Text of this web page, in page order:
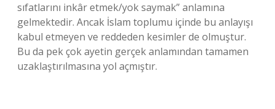
sıfatlarını inkâr etmek/yok saymak” anlamına
gelmektedir. Ancak İslam toplumu içinde bu anlayışı
kabul etmeyen ve reddeden kesimler de olmuştur.
Bu da pek çok ayetin gerçek anlamından tamamen
uzaklaştırılmasına yol açmıştır.